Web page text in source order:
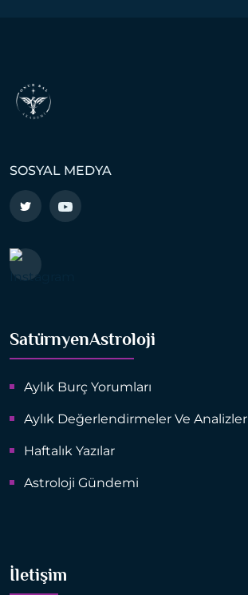
SOSYAL MEDYA
SatürnyenAstroloji
Aylık Burç Yorumları
Aylık Değerlendirmeler Ve Analizler
Haftalık Yazılar
Astroloji Gündemi
İletişim